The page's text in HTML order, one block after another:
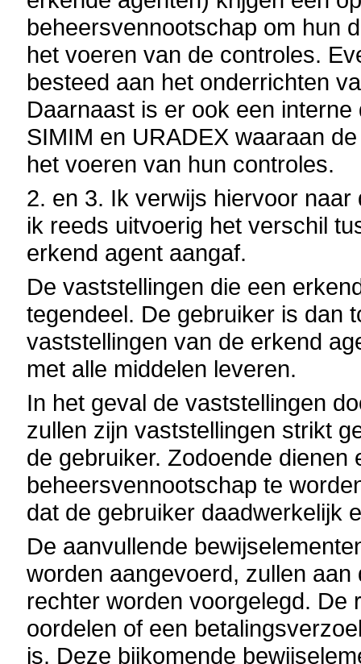
beheersvennootschap om hun
het voeren van de controles.
besteed aan het onderrichten
Daarnaast is er ook een
SIMIM en URADEX waaraan
het voeren van hun controles.
2. en 3. Ik verwijs hiervoor
ik reeds uitvoerig het verschil
erkend agent aangaf.
De vaststellingen die een
tegendeel. De gebruiker is dan
vaststellingen van de erkend
met alle middelen leveren.
In het geval de vaststellingen
zullen zijn vaststellingen strikt
de gebruiker. Zodoende
beheersvennootschap te
dat de gebruiker daadwerkelijk
De aanvullende
worden aangevoerd, zullen
rechter worden voorgelegd. De
oordelen of een
is. Deze bijkomende